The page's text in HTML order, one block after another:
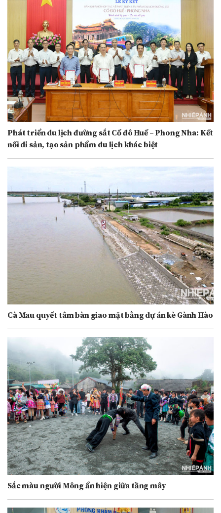
Phát triển du lịch đường sắt Cố đô Huế – Phong Nha: Kết
nối di sản, tạo sản phẩm du lịch khác biệt
Cà Mau quyết tâm bàn giao mặt bằng dự án kè Gành Hào
Sắc màu người Mông ẩn hiện giữa tầng mây